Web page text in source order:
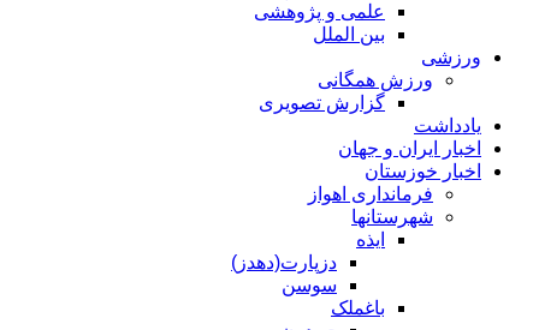
علمی و پژوهشی
بین الملل
ورزشی
ورزش همگانی
گزارش تصویری
یادداشت
اخبار ایران و جهان
اخبار خوزستان
فرمانداری اهواز
شهرستانها
ایذه
دزپارت(دهدز)
سوسن
باغملک